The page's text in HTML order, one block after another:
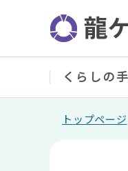
ジ
くらしの
トップページ